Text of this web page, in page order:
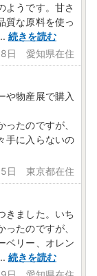
ようです。甘さ
質な原料を使っ
続きを読む
日 愛知県在住
や物産展で購入
たのですが、
手に入らないの
日 東京都在住
きました。いち
たのですが、
ベリー、オレン
続きを読む